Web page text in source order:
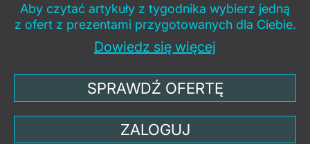
Aby czytać artykuły z tygodnika wybierz jedną
z ofert z prezentami przygotowanych dla Ciebie.
Dowiedz się więcej
SPRAWDŹ OFERTĘ
ZALOGUJ